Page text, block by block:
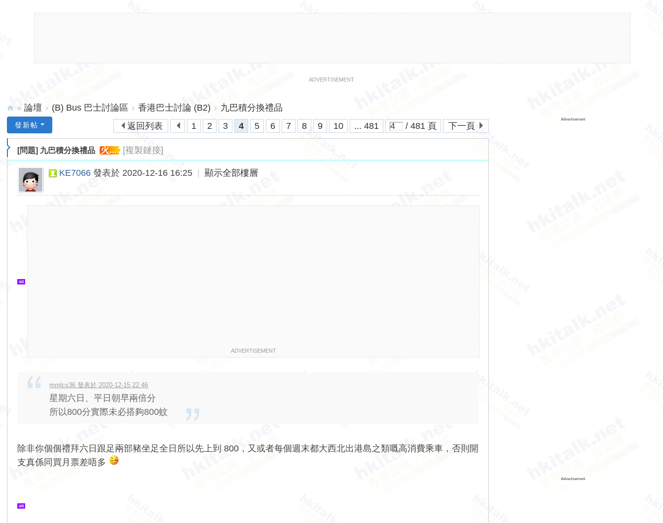
ADVERTISEMENT
lk.
» 論壇 › (B) Bus 巴士討論區 › 香港巴士討論 (B2) › 九巴積分換禮品
1
2 3 4 5 6 7 8 9 10 ... 481 / 481 頁 下一頁
返回列表
發新帖
[問題] 九巴積分換禮品 火... [複製鏈接]
KE7066 發表於 2020-12-16 16:25 顯示全部樓層
ADVERTISEMENT
mmlcs36 發表於 2020-12-15 22:46
星期六日、平日朝早兩倍分
所以800分實際未必搭夠800蚊
除非你個個禮拜六日跟足兩部豬坐足全日所以先上到 800，又或者每個週末都大西北出港島之類嘅高消費乘車，否則開
支真係同買月票差唔多
Advertisement
Advertisement